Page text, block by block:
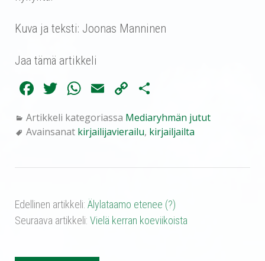
Kuva ja teksti: Joonas Manninen
Jaa tämä artikkeli
Fa
bo
T
tte
W
ts
pp
E
ail
C
y
nk
e
Artikkeli kategoriassa Mediaryhmän jutut
Avainsanat kirjailijavierailu, kirjailjailta
Edellinen artikkeli: Älylataamo etenee (?)
Seuraava artikkeli: Vielä kerran koeviikoista